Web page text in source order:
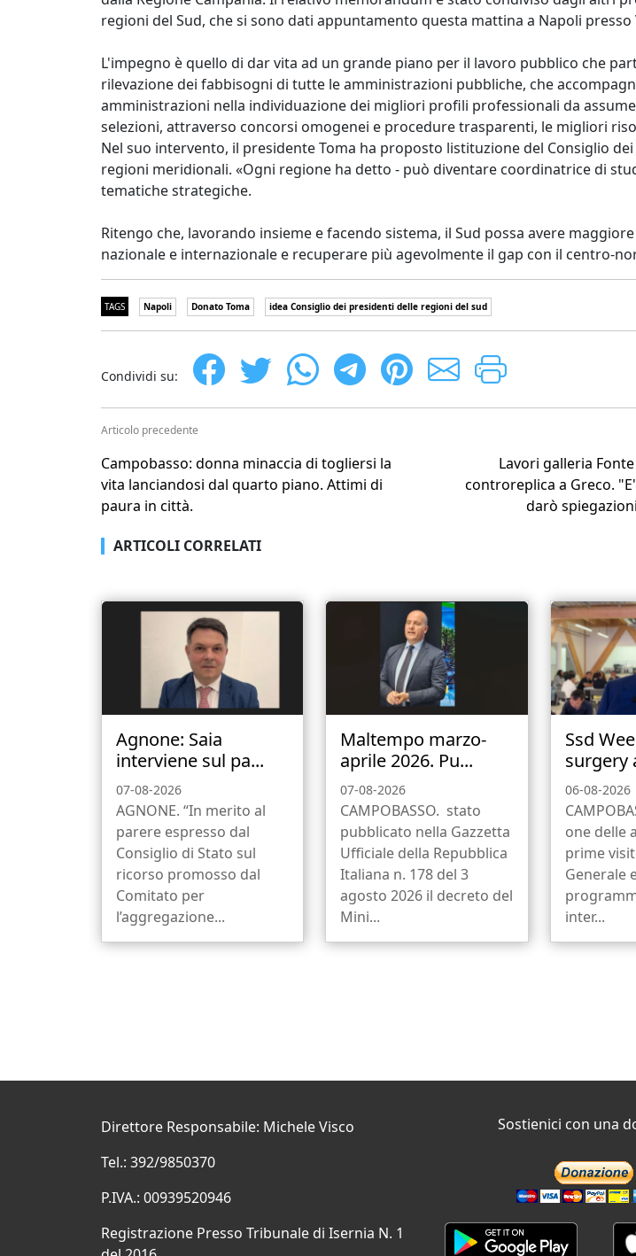
regioni del Sud, che si sono dati appuntamento questa mattina a Napoli presso
L'impegno è quello di dar vita ad un grande piano per il lavoro pubblico che
rilevazione dei fabbisogni di tutte le amministrazioni pubbliche, che
amministrazioni nella individuazione dei migliori profili professionali da
selezioni, attraverso concorsi omogenei e procedure trasparenti, le migliori
Nel suo intervento, il presidente Toma ha proposto listituzione del Consiglio
regioni meridionali. «Ogni regione ha detto - può diventare coordinatrice di
tematiche strategiche.
Ritengo che, lavorando insieme e facendo sistema, il Sud possa avere
nazionale e internazionale e recuperare più agevolmente il gap con il centro-
TAGS Napoli Donato Toma idea Consiglio dei presidenti delle regioni del sud
Condividi su:
Articolo precedente
Campobasso: donna minaccia di togliersi la
vita lanciandosi dal quarto piano. Attimi di
paura in città.
Lavori galleria
controreplica a Greco.
darò
ARTICOLI CORRELATI
Agnone: Saia
interviene sul pa...
07-08-2026
AGNONE. “In merito al
parere espresso dal
Consiglio di Stato sul
ricorso promosso dal
Comitato per
l’aggregazione...
Maltempo marzo-
aprile 2026. Pu...
07-08-2026
CAMPOBASSO. stato
pubblicato nella Gazzetta
Ufficiale della Repubblica
Italiana n. 178 del 3
agosto 2026 il decreto del
Mini...
Ssd
surgery
06-08-2026
one delle
prime
Generale
inter...
Direttore Responsabile: Michele Visco
Tel.: 392/9850370
P.IVA.: 00939520946
Registrazione Presso Tribunale di Isernia N. 1
Sostienici con una